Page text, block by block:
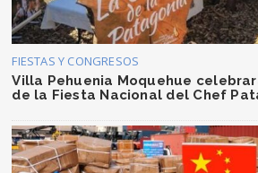
FIESTAS Y CONGRESOS
Villa Pehuenia Moquehue
de la Fiesta Nacional del Chef